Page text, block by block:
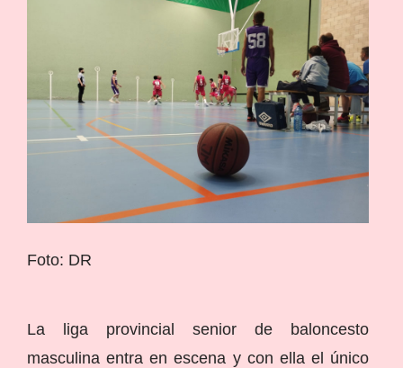
Foto: DR
La liga provincial senior de baloncesto
masculina entra en escena y con ella el único